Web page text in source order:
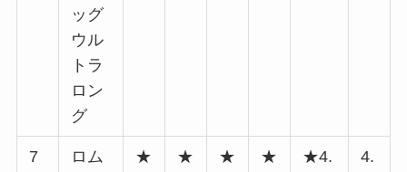
ッグ
ウル
トラ
ロン
グ
7
ロム
★
★
★
★
★4.
4.